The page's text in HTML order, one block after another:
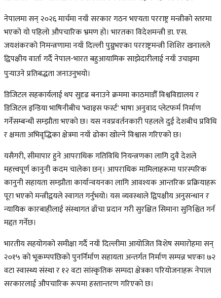
नेपालमा सन् २०२६ मार्चमा नयाँ सरकार गठन भएयता परराष्ट्र मन्त्रीको स्तरमा
भएको यो पहिलो औपचारिक भ्रमण हो। भारतका विदेशमन्त्री डा. एस.
जयशंकरको निमन्त्रणामा नयाँ दिल्ली पुग्नुभएका परराष्ट्रमन्त्री शिशिर खनालले
द्विपक्षीय वार्ता गर्दै नेपाल-भारत बहुआयामिक साझेदारीलाई नयाँ उचाइमा
पुर्‍याउने प्रतिबद्धता जनाउनुभयो।
डिजिटल सहकार्यलाई थप सुदृढ बनाउने क्रममा काठमाडौँ विश्वविद्यालय र
डिजिटल इन्डिया भाषिनीबीच 'भ्वाइस फर्स्ट' भाषा अनुवाद प्लेटफर्म निर्माण
गर्नेसम्बन्धी सम्झौता भएको छ। यस नवप्रवर्तनकारी पहलले दुई देशबीच प्रविधि
र क्षमता अभिवृद्धिका क्षेत्रमा नयाँ ढोका खोल्ने विश्वास गरिएको छ।
यसैगरी, सीमापार हुने आपराधिक गतिविधि नियन्त्रणका लागि दुवै देशले
महत्त्वपूर्ण कानुनी कदम चालेका छन्। आपराधिक मामिलाहरूमा पारस्परिक
कानुनी सहायता सम्झौता कार्यान्वयनका लागि आवश्यक आन्तरिक प्रक्रियाहरू
पूरा भएको मन्त्रीद्वयले स्वागत गर्नुभयो। यस व्यवस्थाले द्विपक्षीय अनुसन्धान र
न्यायिक कारबाहीलाई संस्थागत ढाँचा प्रदान गरी सुरक्षित सिमाना सुनिश्चित गर्न
मद्दत गर्नेछ।
भारतीय सहयोगको समीक्षा गर्दै नयाँ दिल्लीमा आयोजित विशेष समारोहमा सन्
२०१५ को भूकम्पपछिको पुनर्निर्माण सहायता अन्तर्गत निर्माण सम्पन्न भएका ७२
वटा स्वास्थ्य संस्था र १२ वटा सांस्कृतिक सम्पदा क्षेत्रका परियोजनाहरू नेपाल
सरकारलाई औपचारिक रूपमा हस्तान्तरण गरिएको छ।